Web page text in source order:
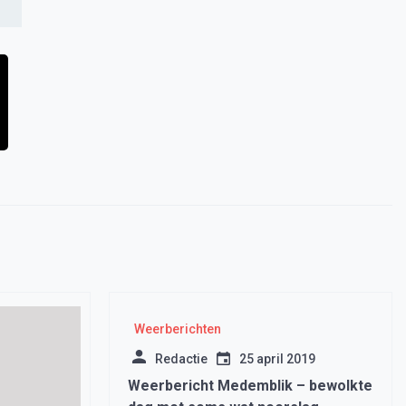
Weerberichten
Redactie 25 april 2019
Weerbericht Medemblik – bewolkte